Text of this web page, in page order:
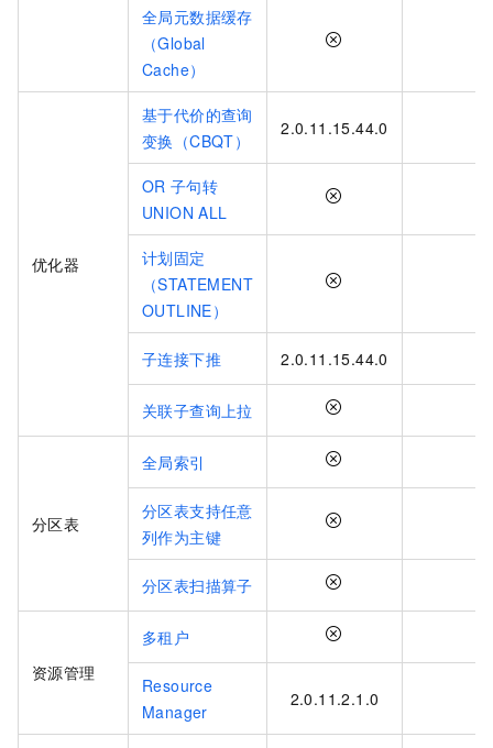
全局元数据缓存
（Global
Cache）
优化器
基于代价的查询
变换（CBQT）
2.0.11.15.44.0
OR 子句转
UNION ALL
计划固定
（STATEMENT
OUTLINE）
子连接下推 2.0.11.15.44.0
关联子查询上拉
分区表
全局索引
分区表支持任意
列作为主键
分区表扫描算子
资源管理
多租户
Resource
Manager
2.0.11.2.1.0